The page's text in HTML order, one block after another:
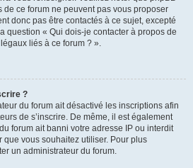
de ce forum ne peuvent pas vous proposer
donc pas être contactés à ce sujet, excepté
question « Qui dois-je contacter à propos de
liés à ce forum ? ».
?
du forum ait désactivé les inscriptions afin
de s’inscrire. De même, il est également
forum ait banni votre adresse IP ou interdit
que vous souhaitez utiliser. Pour plus
un administrateur du forum.